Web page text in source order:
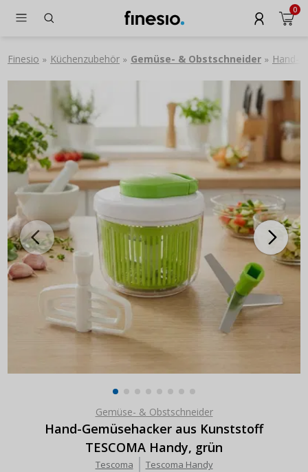
0
Finesio » Küchenzubehör » Gemüse- & Obstschneider » Hand-
Gemüse- & Obstschneider
Hand-Gemüsehacker aus Kunststoff
TESCOMA Handy, grün
Tescoma Tescoma Handy